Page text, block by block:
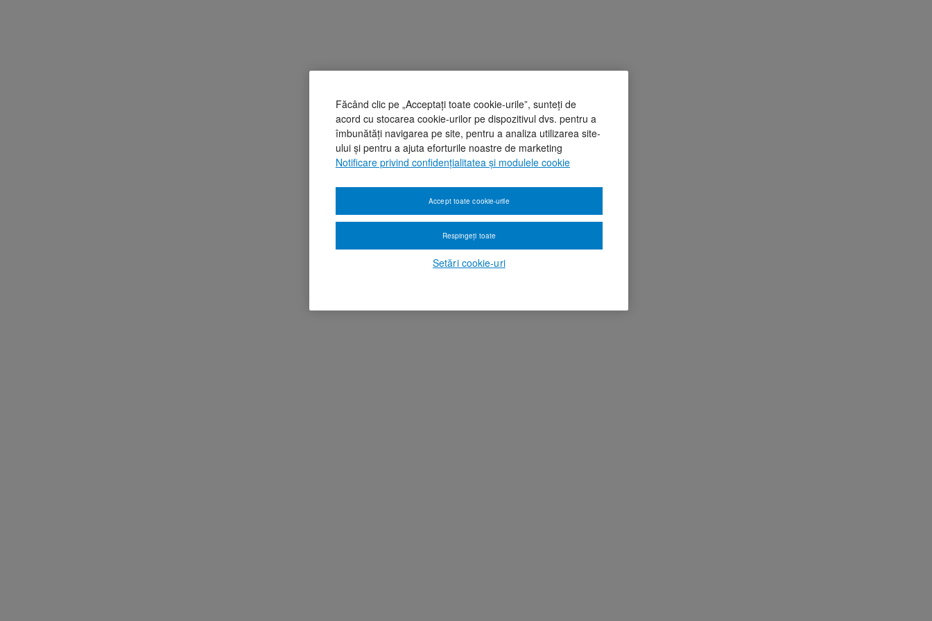
Făcând clic pe „Acceptați toate cookie-urile”, sunteți de
acord cu stocarea cookie-urilor pe dispozitivul dvs. pentru a
îmbunătăți navigarea pe site, pentru a analiza utilizarea site-
ului și pentru a ajuta eforturile noastre de marketing
Notificare privind confidențialitatea și modulele cookie
Setări cookie-uri
Respingeți toate
Accept toate cookie-urile